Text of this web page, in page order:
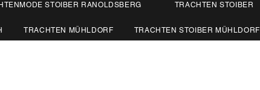
STOIBER RANOLDSBERG TRACHTEN STOIBER
TRACHTEN MÜHLDORF TRACHTEN STOIBER MÜHLDORF